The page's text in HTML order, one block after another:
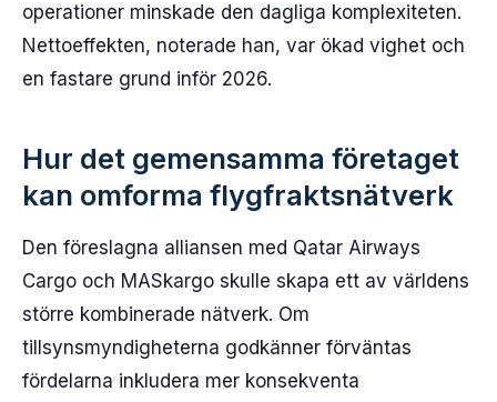
operationer minskade den dagliga komplexiteten.
Nettoeffekten, noterade han, var ökad vighet och
en fastare grund inför 2026.
Hur det gemensamma företaget
kan omforma flygfraktsnätverk
Den föreslagna alliansen med Qatar Airways
Cargo och MASkargo skulle skapa ett av världens
större kombinerade nätverk. Om
tillsynsmyndigheterna godkänner förväntas
fördelarna inkludera mer konsekventa